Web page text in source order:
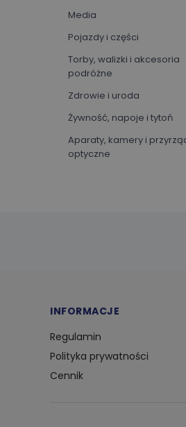
Media
Pojazdy i części
Torby, walizki i akcesoria
podróżne
Zdrowie i uroda
Żywność, napoje i tytoń
Aparaty, kamery i
optyczne
INFORMACJE
Regulamin
Polityka prywatności
Cennik